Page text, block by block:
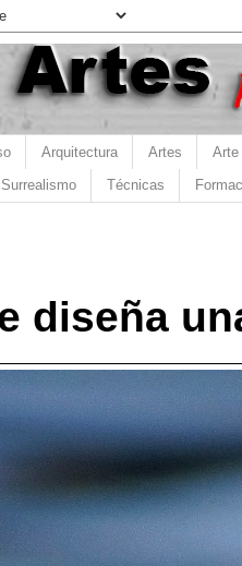
Arquitectura Artes Arte
Surrealismo Técnicas
diseña